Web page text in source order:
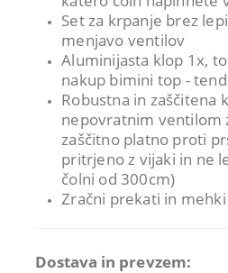
Set za krpanje brez
menjavo ventilov
Aluminijasta klop 1x,
nakup bimini top -
Robustna in zaščitena
nepovratnim ventilom
zaščitno platno proti
pritrjeno z vijaki in ne
čolni od 300cm)
Zračni prekati in
Dostava in prevzem: